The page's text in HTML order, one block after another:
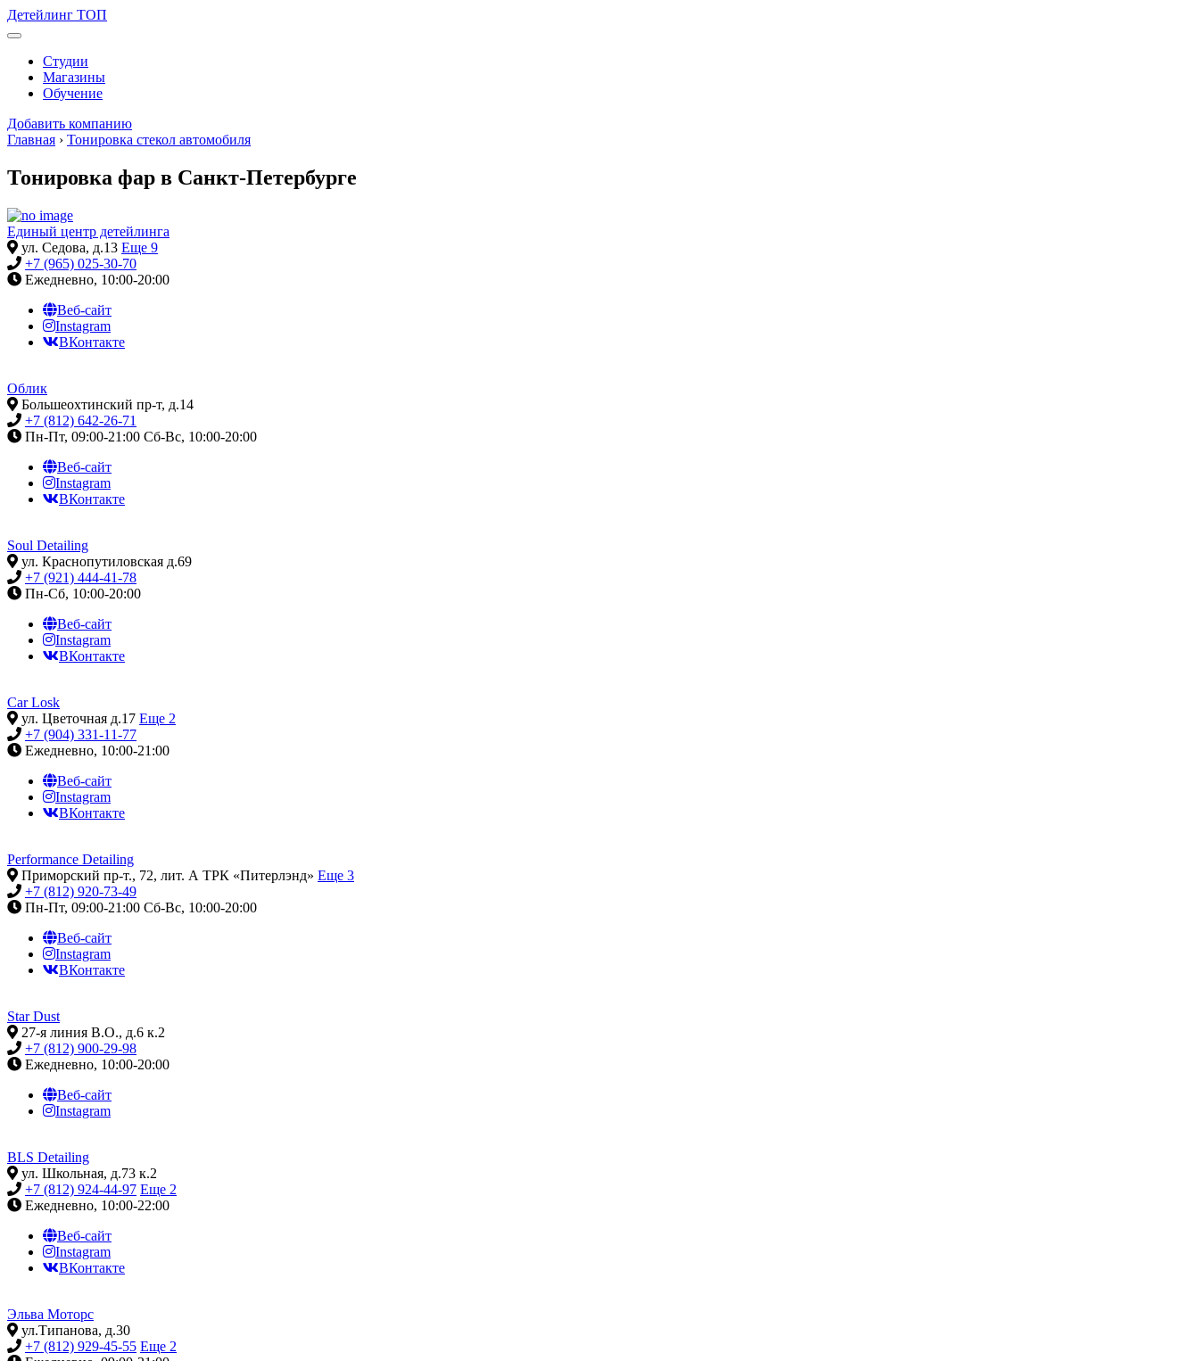
Детейлинг ТОП
Меню
Студии
Магазины
Обучение
Добавить компанию
Главная › Тонировка стекол автомобиля
Тонировка фар в Санкт-Петербурге
Единый центр детейлинга
ул. Седова, д.13 Еще 9
+7 (965) 025-30-70
Ежедневно, 10:00-20:00
Веб-сайт
Instagram
ВКонтакте
Облик
Большеохтинский пр-т, д.14
+7 (812) 642-26-71
Пн-Пт, 09:00-21:00 Сб-Вс, 10:00-20:00
Веб-сайт
Instagram
ВКонтакте
Soul Detailing
ул. Краснопутиловская д.69
+7 (921) 444-41-78
Пн-Сб, 10:00-20:00
Веб-сайт
Instagram
ВКонтакте
Car Losk
ул. Цветочная д.17 Еще 2
+7 (904) 331-11-77
Ежедневно, 10:00-21:00
Веб-сайт
Instagram
ВКонтакте
Performance Detailing
Приморский пр-т., 72, лит. А ТРК «Питерлэнд» Еще 3
+7 (812) 920-73-49
Пн-Пт, 09:00-21:00 Сб-Вс, 10:00-20:00
Веб-сайт
Instagram
ВКонтакте
Star Dust
27-я линия В.О., д.6 к.2
+7 (812) 900-29-98
Ежедневно, 10:00-20:00
Веб-сайт
Instagram
BLS Detailing
ул. Школьная, д.73 к.2
+7 (812) 924-44-97 Еще 2
Ежедневно, 10:00-22:00
Веб-сайт
Instagram
ВКонтакте
Эльва Моторс
ул.Типанова, д.30
+7 (812) 929-45-55 Еще 2